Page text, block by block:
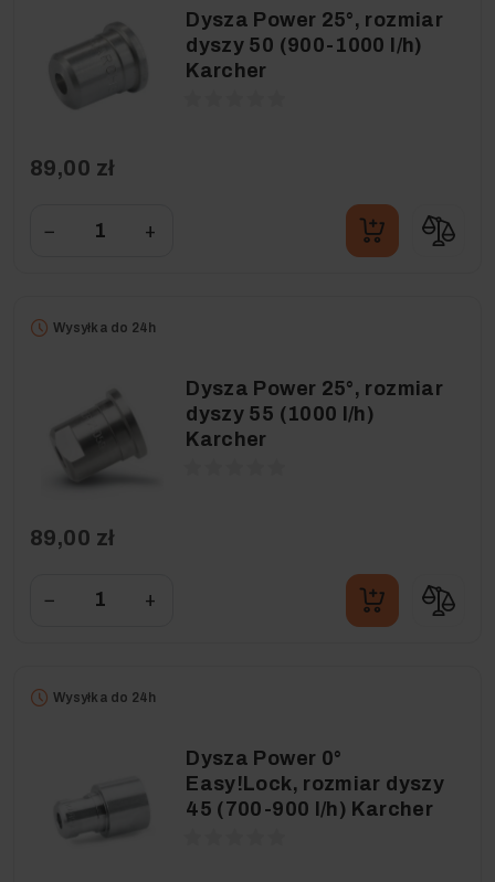
Dysza Power 25°, rozmiar
dyszy 50 (900-1000 l/h)
Karcher
89,00 zł
− +
Wysyłka do 24h
Dysza Power 25°, rozmiar
dyszy 55 (1000 l/h)
Karcher
89,00 zł
− +
Wysyłka do 24h
Dysza Power 0°
Easy!Lock, rozmiar dyszy
45 (700-900 l/h) Karcher